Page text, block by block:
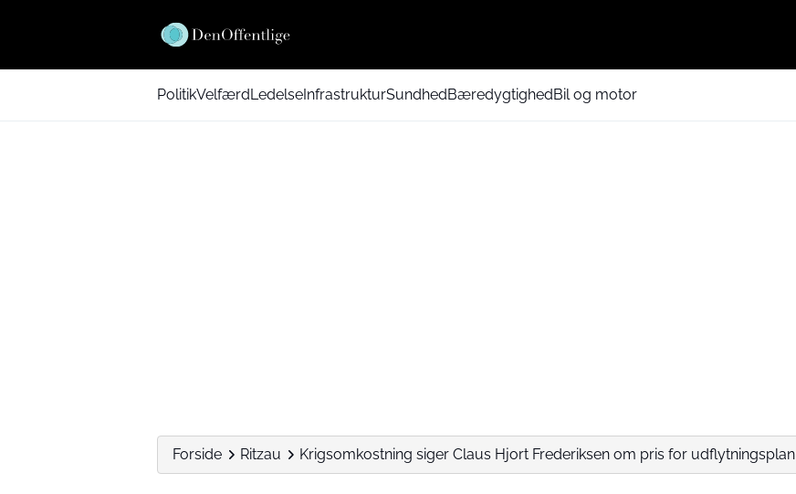
PolitikVelfærdLedelseInfrastrukturSundhedBæredygtighedBil og motor
Forside Ritzau Krigsomkostning siger Claus Hjort Frederiksen om pris for udflytningsplan